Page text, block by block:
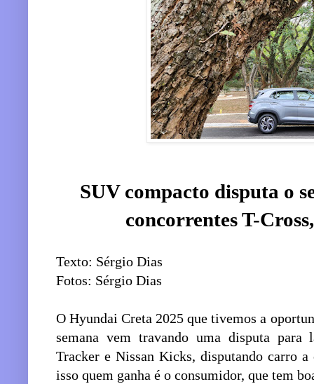
SUV compacto disputa o
concorrentes T-
Texto: Sérgio Dias
Fotos: Sérgio Dias
O Hyundai Creta 2025 que tivemos a
semana vem travando uma disputa
Tracker e Nissan Kicks, disputando carro
isso quem ganha é o consumidor, que tem